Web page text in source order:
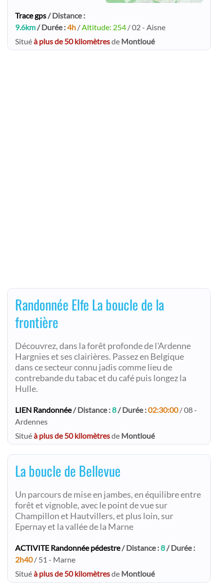
Trace gps/ Distance :
9.6km/ Durée :4h /Altitude: 254 / 02 - Aisne
Situéà plus de 50 kilomètresde Montloué
Randonnée Elfe La boucle de la
frontière
Découvrez, dans la forêt profonde de l'Ardenne
Hargnies et ses clairières. Passez en Belgique
dans ce secteur connu jadis comme lieu de
contrebande du tabac et du café puis longez la
Hulle.
LIEN Randonnée/ Distance :8/ Durée :02:30:00/ 08 -
Ardennes
Situéà plus de 50 kilomètresde Montloué
La boucle de Bellevue
Un parcours de mise en jambes, en équilibre entre
forêt et vignoble, avec le point de vue sur
Champillon et Hautvillers, et plus loin, sur
Epernay et la vallée de la Marne
ACTIVITE Randonnée pédestre/ Distance :8/ Durée :
2h40/ 51 - Marne
Situéà plus de 50 kilomètresde Montloué